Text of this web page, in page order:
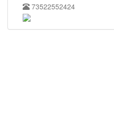
73522552424